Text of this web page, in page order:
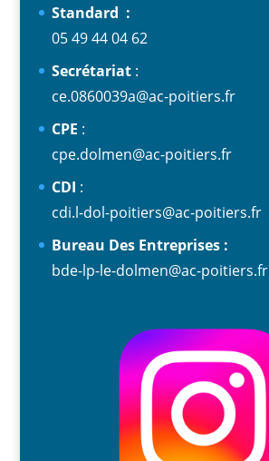
Standard :
05 49 44 04 62
Secrétariat:
ce.0860039a@ac-poitiers.fr
CPE :
cpe.dolmen@ac-poitiers.fr
CDI :
cdi.l-dol-poitiers@ac-poitiers.fr
Bureau Des Entreprises :
bde-lp-le-dolmen@ac-poitiers.fr